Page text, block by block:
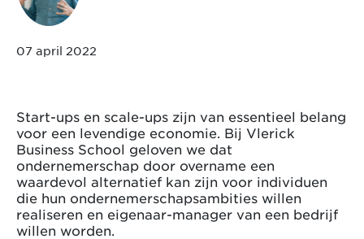
07 april 2022
Start-ups en scale-ups zijn van essentieel belang
voor een levendige economie. Bij Vlerick
Business School geloven we dat
ondernemerschap door overname een
waardevol alternatief kan zijn voor individuen
die hun ondernemerschapsambities willen
realiseren en eigenaar-manager van een bedrijf
willen worden.